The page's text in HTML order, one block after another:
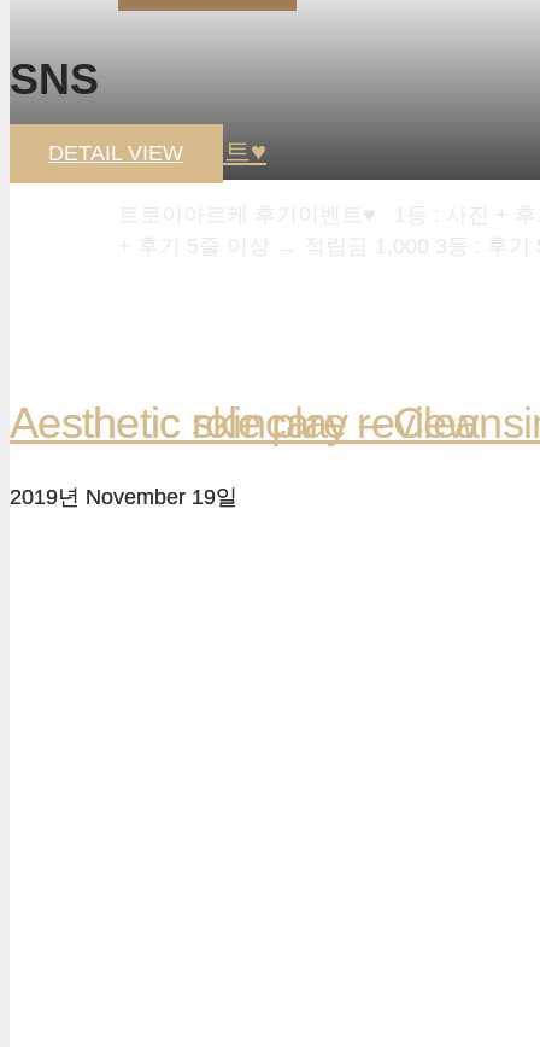
후기이벤트♥
SNS
Aesthetic role play –
2019년 November 19일
Aesthetic skincare review
2019년 November 19일
DETAIL VIEW